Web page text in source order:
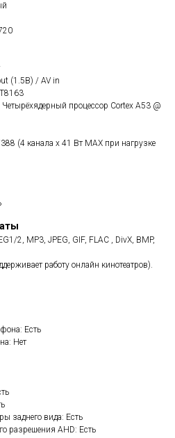
(1.5В) / AV in
Четырёхядерный процессор Cortex A53 @
(4 канала x 41 Вт МАХ при нагрузке
2, MP3, JPEG, GIF, FLAC , DivX, BMP,
работу онлайн кинотеатров).
Есть
Нет
заднего вида: Есть
разрешения AHD: Есть